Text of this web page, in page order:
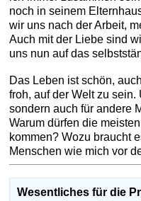
noch in seinem
wir uns nach der Arbeit,
Auch mit der Liebe sind
uns nun auf das
Das Leben ist schön,
froh, auf der Welt zu
sondern auch für andere
Warum dürfen die
kommen? Wozu braucht
Menschen wie mich vor
Wesentliches für die